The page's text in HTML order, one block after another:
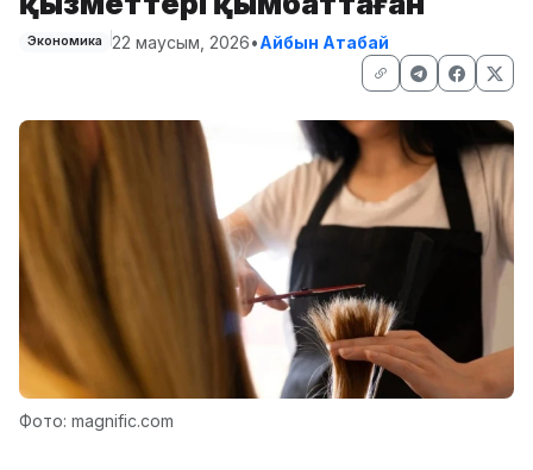
Экономика 22 маусым, 2026•Айбын Атабай
Фото: magnific.com